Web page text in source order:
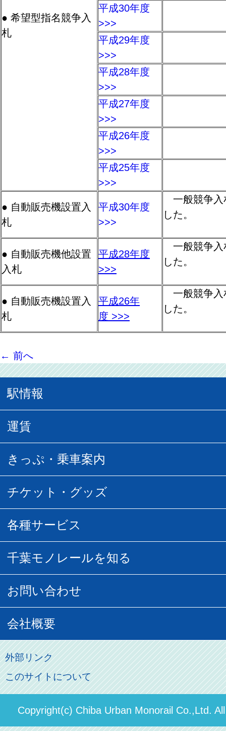
● 希望型指名競争入
札
平成30年度
>>>
平成29年度
>>>
平成28年度
>>>
平成27年度
>>>
平成26年度
>>>
平成25年度
>>>
● 自動販売機設置入
札
平成30年度
>>>
一般競争入
した。
● 自動販売機他設置
入札
平成28年度
>>>
一般競争入
した。
● 自動販売機設置入
札
平成26年
度 >>>
一般競争入
した。
← 前へ
駅情報
駅情報
所要時間
空の散歩道
URBAN FLYER時刻表
運賃
普通運賃
団体乗車
貸切列車
きっぷ・乗車案内
乗車券の種類
フリーきっぷ
記念切符
割引制度
その他のご案内
パスモのご案内
チケット・グッズ
駅窓口販売チケット
葭川となみグッズ
初音ミクグッズ
俺の妹。
各種サービス
モノちゃんトラベル
広告募集
直営駐車場パーク＆ライド
ステーションギャラリー
駅構内出店者様募集
千葉モノレールを知る
営業距離世界最長
モノちゃん
お問い合わせ
お客様の声
よくあるご質問
お問い合わせ先
会社概要
会社概要
社長ごあいさつ
決算概要
外部リンク
このサイトについて
Copyright(c) Chiba Urban Monorail Co.,Ltd.